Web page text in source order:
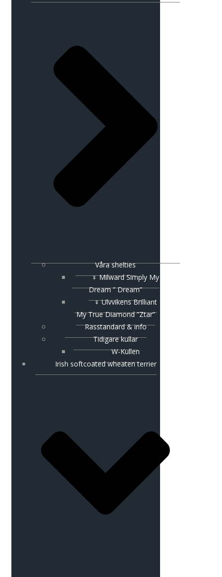
Våra shelties
♀ Milward Simply My
Dream ” Dream”
♀ Ulvvikens Brilliant
My True Diamond ”Ztar”
Rasstandard & info
Tidigare kullar
W-Kullen
Irish softcoated wheaten terrier